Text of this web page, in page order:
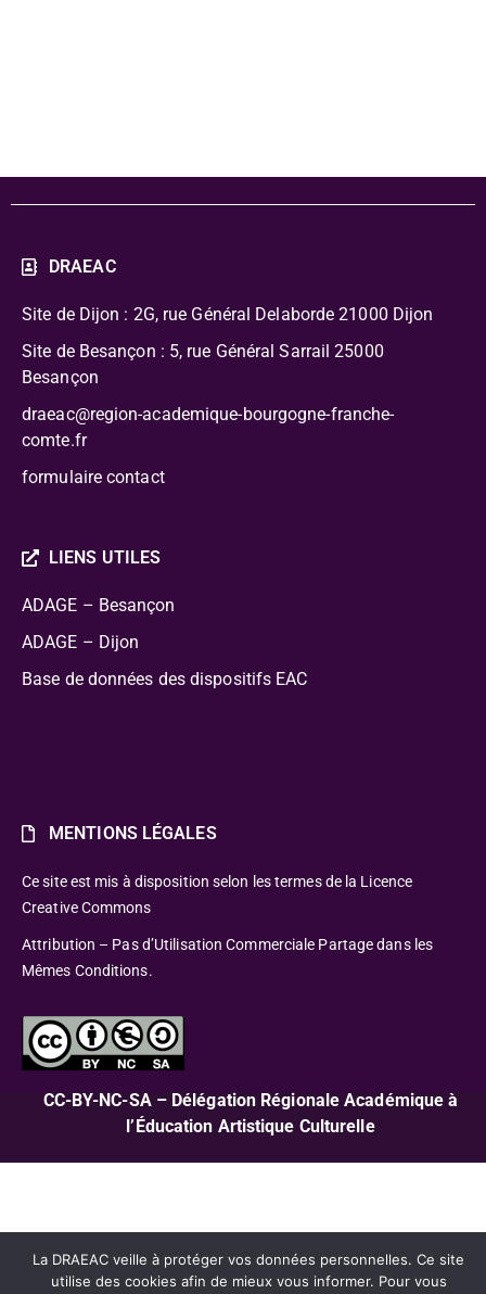
DRAEAC
Site de Dijon : 2G, rue Général Delaborde 21000 Dijon
Site de Besançon : 5, rue Général Sarrail 25000
Besançon
draeac@region-academique-bourgogne-franche-
comte.fr
formulaire contact
LIENS UTILES
ADAGE – Besançon
ADAGE – Dijon
Base de données des dispositifs EAC
MENTIONS LÉGALES
Ce site est mis à disposition selon les termes de la Licence
Creative Commons
Attribution – Pas d’Utilisation Commerciale Partage dans les
Mêmes Conditions.
CC-BY-NC-SA – Délégation Régionale Académique à
l’Éducation Artistique Culturelle
La DRAEAC veille à protéger vos données personnelles. Ce site
utilise des cookies afin de mieux vous informer. Pour vous